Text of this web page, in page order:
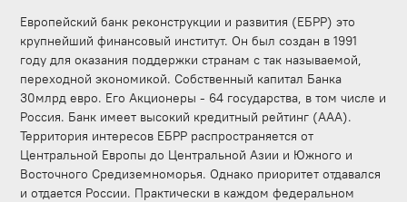
Европейский банк реконструкции и развития (ЕБРР) это
крупнейший финансовый институт. Он был создан в 1991
году для оказания поддержки странам с так называемой,
переходной экономикой. Собственный капитал Банка
30млрд евро. Его Акционеры - 64 государства, в том числе и
Россия. Банк имеет высокий кредитный рейтинг (ААА).
Территория интересов ЕБРР распространяется от
Центральной Европы до Центральной Азии и Южного и
Восточного Средиземноморья. Однако приоритет отдавался
и отдается России. Практически в каждом федеральном